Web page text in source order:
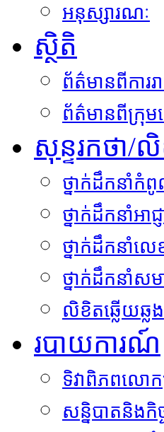
អនុស្សារណៈ
ស្ថិតិ
ព័ត៌មានពីកា
ព័ត៌មានពីកុ្រ
សុន្ទរកថា/លិ
ថ្នាក់ដឹកនាំកំ
ថ្នាក់ដឹកនាំអាជ្
ថ្នាក់ដឹកនាំលេ
ថ្នាក់ដឹកនាំសម
លិខិតឆ្លើយឆ្លង
របាយការណ៍
ទិវា​ពិភព​លោ
សន្និបាតនិងកិ